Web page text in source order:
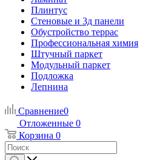
Плинтус
Стеновые и 3д панели
Обустройство террас
Профессиональная химия
Штучный паркет
Модульный паркет
Подложка
Лепнина
Сравнение0
Отложенные 0
Корзина 0